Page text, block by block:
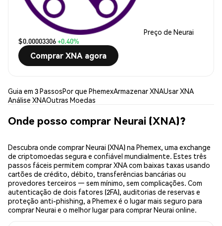
Preço de Neurai
$0.00003306+0.40%
Comprar XNA agora
Guia em 3 PassosPor que PhemexArmazenar XNAUsar XNA
Análise XNAOutras Moedas
Onde posso comprar Neurai (XNA)?
Descubra onde comprar Neurai (XNA) na Phemex, uma exchange
de criptomoedas segura e confiável mundialmente. Estes três
passos fáceis permitem comprar XNA com baixas taxas usando
cartões de crédito, débito, transferências bancárias ou
provedores terceiros — sem mínimo, sem complicações. Com
autenticação de dois fatores (2FA), auditorias de reservas e
proteção anti-phishing, a Phemex é o lugar mais seguro para
comprar Neurai e o melhor lugar para comprar Neurai online.